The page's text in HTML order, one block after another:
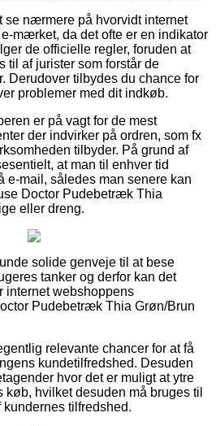
se nærmere på hvorvidt internet
mærket, da det ofte er en indikator
de officielle regler, foruden at
til af jurister som forstår de
Derudover tilbydes du chance for
problemer med dit indkøb.
er på vagt for de mest
der indvirker på ordren, som fx
tilbyder. På grund af
at man til enhver tid
e-mail, således man senere kan
Doctor Pudebetræk Thia
eller dreng.
solide genveje til at bese
tanker og derfor kan det
internet webshoppens
Pudebetræk Thia Grøn/Brun
relevante chancer for at få
kundetilfredshed. Desuden
hvor det er muligt at ytre
hvilket desuden må bruges til
tilfredshed.